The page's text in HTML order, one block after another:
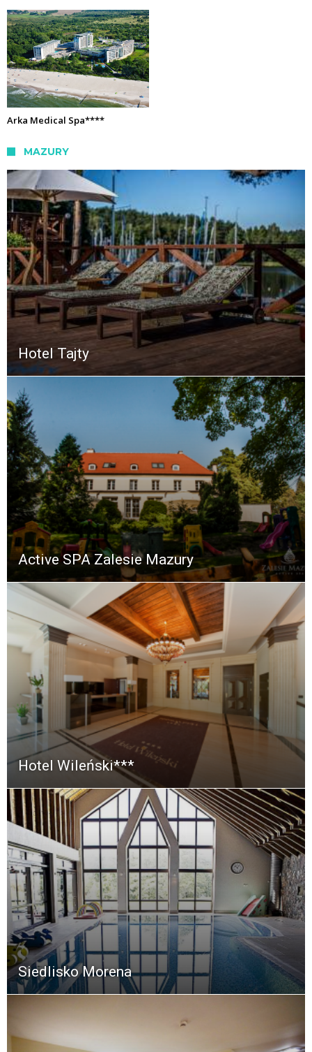
Arka Medical Spa****
MAZURY
Hotel Tajty
Active SPA Zalesie Mazury
Hotel Wileński***
Siedlisko Morena